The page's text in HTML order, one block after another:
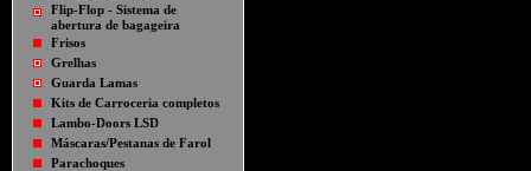
Flip-Flop - Sistema de
abertura de bagageira
Frisos
Grelhas
Guarda Lamas
Kits de Carroceria completos
Lambo-Doors LSD
Máscaras/Pestanas de Farol
Parachoques